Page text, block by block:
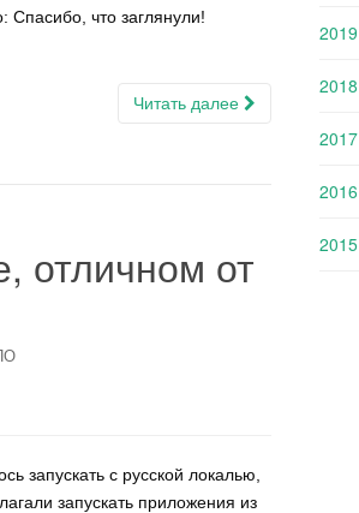
Спасибо, что заглянули!
Читать далее
отличном от
запускать с русской локалью,
запускать приложения из
2019
2018
2017
2016
2015